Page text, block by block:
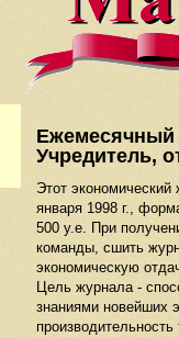
Ежемесячный
Учредитель,
Этот
января 1998 г.,
500 у.е. При
команды, сшить
экономическую
Цель журнала -
знаниями новейших